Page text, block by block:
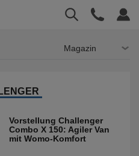
Magazin
Vorstellung Challenger
Combo X 150: Agiler Van
mit Womo-Komfort